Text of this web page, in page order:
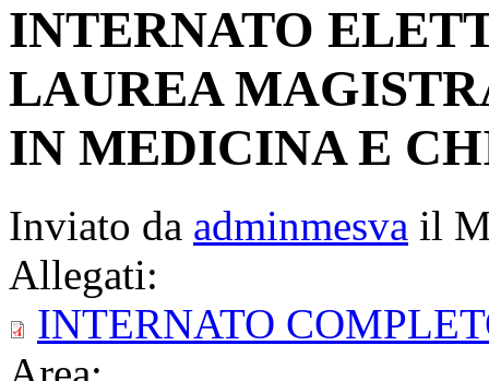
INTERNATO
LAUREA
IN MEDICINA E
Inviato da adminmesva il
Allegati:
INTERNATO